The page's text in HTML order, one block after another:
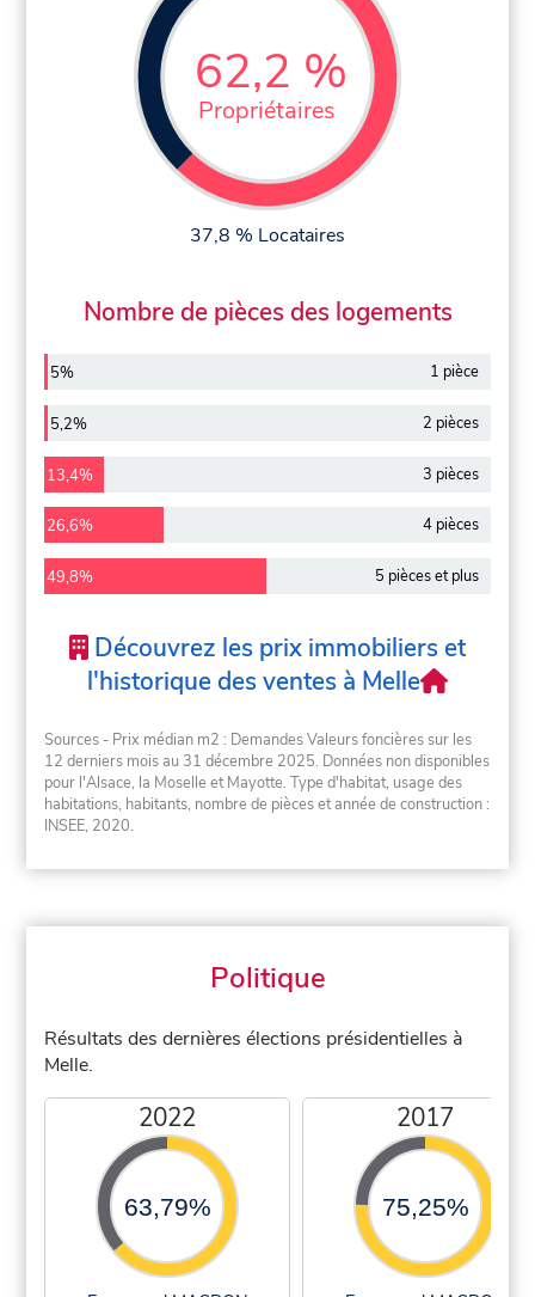
62,2 %
Propriétaires
37,8 % Locataires
Nombre de pièces des logements
5% 1 pièce
5,2% 2 pièces
13,4% 3 pièces
26,6% 4 pièces
49,8% 5 pièces et plus
Découvrez les prix immobiliers et
l'historique des ventes à Melle
Sources - Prix médian m2 : Demandes Valeurs foncières sur les
12 derniers mois au 31 décembre 2025. Données non disponibles
pour l'Alsace, la Moselle et Mayotte. Type d'habitat, usage des
habitations, habitants, nombre de pièces et année de construction :
INSEE, 2020.
Politique
Résultats des dernières élections présidentielles à
Melle.
2022
63,79%
2017
75,25%